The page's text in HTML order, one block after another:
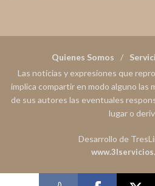
Quienes Somos
Las noticias y expresiones que
implica compartir en modo alguno las
de sus autores las eventuales
lugar o
Desarrollo de